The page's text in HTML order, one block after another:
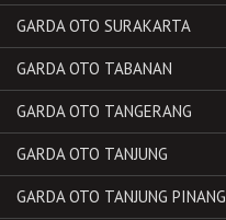
GARDA OTO SURAKARTA
GARDA OTO TABANAN
GARDA OTO TANGERANG
GARDA OTO TANJUNG
GARDA OTO TANJUNG PINANG